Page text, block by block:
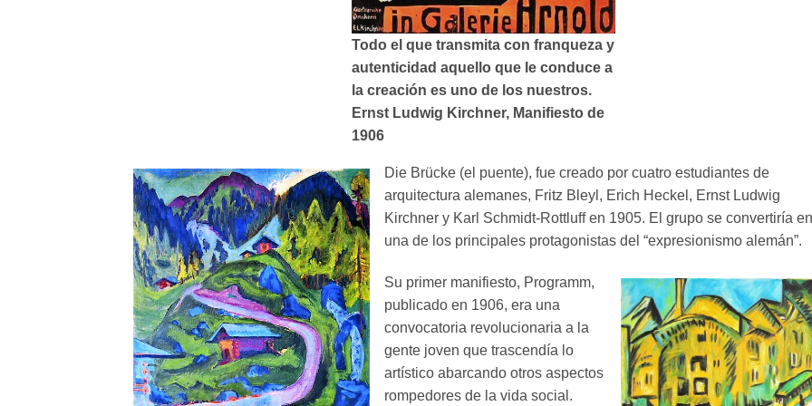
Todo el que transmita con franqueza y
autenticidad aquello que le conduce a
la creación es uno de los nuestros.
Ernst Ludwig Kirchner, Manifiesto de
1906
Die Brücke (el puente), fue creado por cuatro estudiantes de
arquitectura alemanes, Fritz Bleyl, Erich Heckel, Ernst Ludwig
Kirchner y Karl Schmidt-Rottluff en 1905. El grupo se convertiría en
una de los principales protagonistas del “expresionismo alemán”.
Su primer manifiesto, Programm,
publicado en 1906, era una
convocatoria revolucionaria a la
gente joven que trascendía lo
artístico abarcando otros aspectos
rompedores de la vida social.